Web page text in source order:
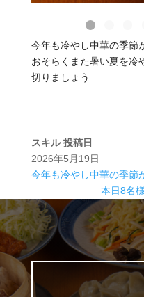
今年も冷やし中華の季節
おそらくまた暑い夏を冷
切りましょう
スキル 投稿日
2026年5月19日
今年も冷やし中華の季節
本日8名